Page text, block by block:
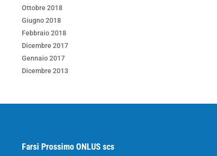
Ottobre 2018
Giugno 2018
Febbraio 2018
Dicembre 2017
Gennaio 2017
Dicembre 2013
Farsi Prossimo ONLUS scs